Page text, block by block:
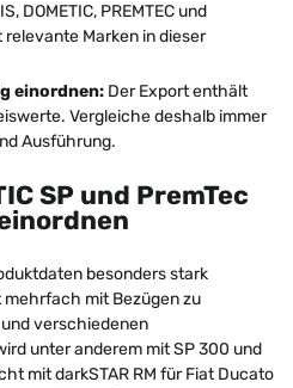
DOMETIC, PREMTEC und
relevante Marken in dieser
einordnen: Der Export enthält
Vergleiche deshalb immer
Ausführung.
SP und PremTec
besonders stark
mit Bezügen zu
verschiedenen
unter anderem mit SP 300 und
mit darkSTAR RM für Fiat Ducato